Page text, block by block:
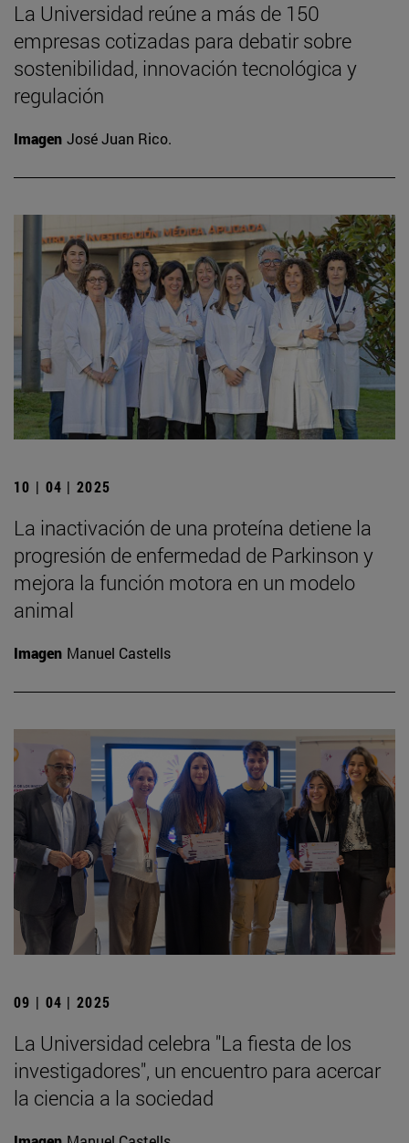
La Universidad reúne a más de 150
empresas cotizadas para debatir sobre
sostenibilidad, innovación tecnológica y
regulación
Imagen José Juan Rico.
10 | 04 | 2025
La inactivación de una proteína detiene la
progresión de enfermedad de Parkinson y
mejora la función motora en un modelo
animal
Imagen Manuel Castells
09 | 04 | 2025
La Universidad celebra "La fiesta de los
investigadores", un encuentro para acercar
la ciencia a la sociedad